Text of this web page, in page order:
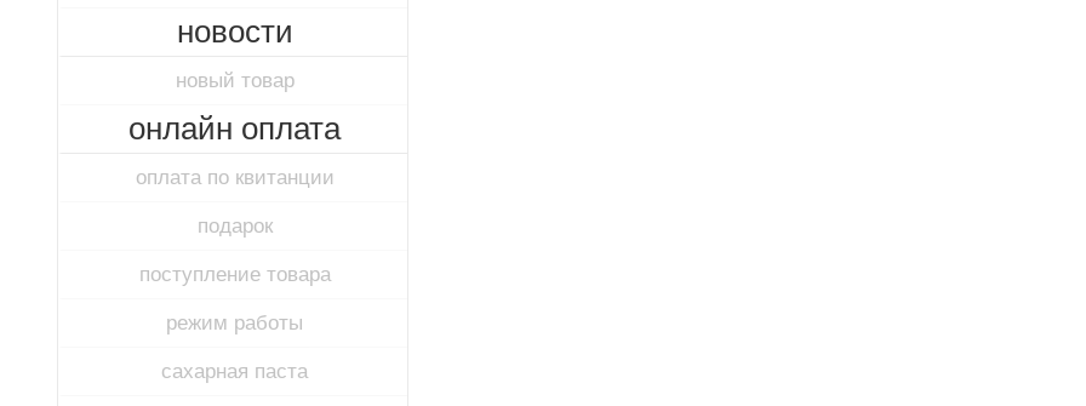
новости
новый товар
онлайн оплата
оплата по квитанции
подарок
поступление товара
режим работы
сахарная паста